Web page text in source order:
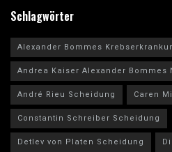
Schlagwörter
Alexander Bommes
Andrea Kaiser Alexander Bommes
André Rieu Scheidung
Caren
Constantin Schreiber Scheidung
Detlev von Platen Scheidung